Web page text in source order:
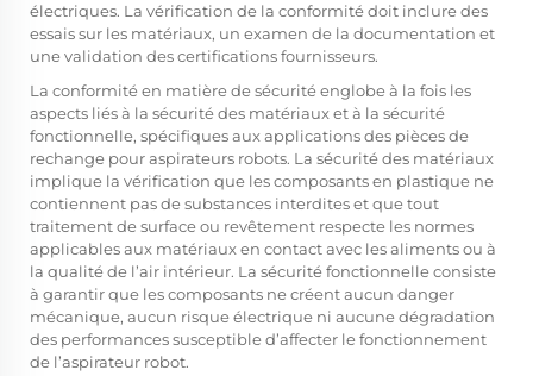
électriques. La vérification de la conformité doit inclure des
essais sur les matériaux, un examen de la documentation et
une validation des certifications fournisseurs.
La conformité en matière de sécurité englobe à la fois les
aspects liés à la sécurité des matériaux et à la sécurité
fonctionnelle, spécifiques aux applications des pièces de
rechange pour aspirateurs robots. La sécurité des matériaux
implique la vérification que les composants en plastique ne
contiennent pas de substances interdites et que tout
traitement de surface ou revêtement respecte les normes
applicables aux matériaux en contact avec les aliments ou à
la qualité de l’air intérieur. La sécurité fonctionnelle consiste
à garantir que les composants ne créent aucun danger
mécanique, aucun risque électrique ni aucune dégradation
des performances susceptible d’affecter le fonctionnement
de l’aspirateur robot.